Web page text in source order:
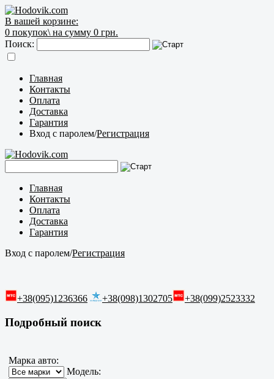
В вашей корзине:
0 покупок\ на сумму 0 грн.
Поиск:
Главная
Контакты
Оплата
Доставка
Гарантия
Вход с паролем/Регистрация
Главная
Контакты
Оплата
Доставка
Гарантия
Вход с паролем/Регистрация
+38(095)1236366 +38(098)1302705 +38(099)2523332
Подробный поиск
Марка авто:
Модель: